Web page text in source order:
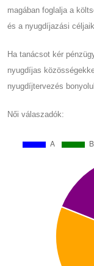
magában foglalja a
és a nyugdíjazási
Ha tanácsot kér
nyugdíjas
nyugdíjtervezés
Női válaszadók: